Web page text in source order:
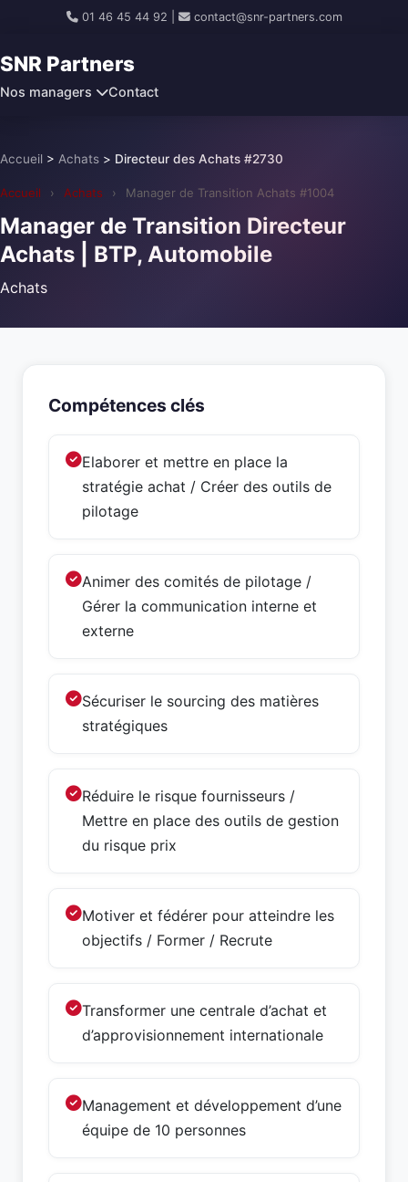
01 46 45 44 92 contact@snr-partners.com
SNR Partners
Nos managers Contact
Accueil > Achats > Directeur des Achats #2730
Accueil › Achats › Manager de Transition Achats #1004
Manager de Transition Directeur
Achats | BTP, Automobile
Achats
Compétences clés
Elaborer et mettre en place la
stratégie achat / Créer des outils de
pilotage
Animer des comités de pilotage /
Gérer la communication interne et
externe
Sécuriser le sourcing des matières
stratégiques
Réduire le risque fournisseurs /
Mettre en place des outils de gestion
du risque prix
Motiver et fédérer pour atteindre les
objectifs / Former / Recrute
Transformer une centrale d’achat et
d’approvisionnement internationale
Management et développement d’une
équipe de 10 personnes